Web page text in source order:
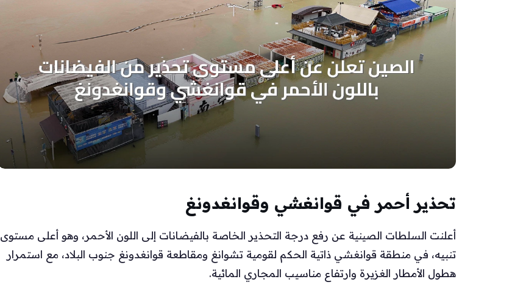
تحذير أحمر في قوانغشي وقوانغدونغ
أعلنت السلطات الصينية عن رفع درجة التحذير الخاصة بالفيضانات إلى اللون الأحمر، وهو أعلى مستوى
تنبيه، في منطقة قوانغشي ذاتية الحكم لقومية تشوانغ ومقاطعة قوانغدونغ جنوب البلاد، مع استمرار
هطول الأمطار الغزيرة وارتفاع مناسيب المجاري المائية.